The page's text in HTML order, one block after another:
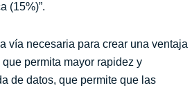
(15%)”.
vía necesaria para crear una ventaja
permita mayor rapidez y
de datos, que permite que las